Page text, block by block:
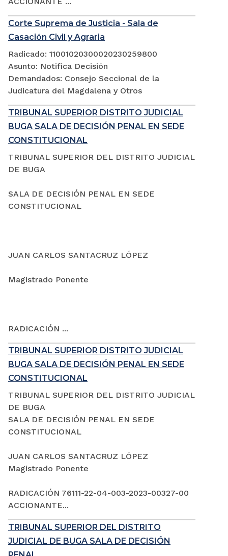
Corte Suprema de Justicia - Sala de
Casación Civil y Agraria
Radicado: 11001020300020230259800
Asunto: Notifica Decisión
Demandados: Consejo Seccional de la
Judicatura del Magdalena y Otros
TRIBUNAL SUPERIOR DISTRITO JUDICIAL
BUGA SALA DE DECISIÓN PENAL EN SEDE
CONSTITUCIONAL
TRIBUNAL SUPERIOR DEL DISTRITO JUDICIAL
DE BUGA
SALA DE DECISIÓN PENAL EN SEDE
CONSTITUCIONAL
JUAN CARLOS SANTACRUZ LÓPEZ
Magistrado Ponente
RADICACIÓN ...
TRIBUNAL SUPERIOR DISTRITO JUDICIAL
BUGA SALA DE DECISIÓN PENAL EN SEDE
CONSTITUCIONAL
TRIBUNAL SUPERIOR DEL DISTRITO JUDICIAL
DE BUGA
SALA DE DECISIÓN PENAL EN SEDE
CONSTITUCIONAL
JUAN CARLOS SANTACRUZ LÓPEZ
Magistrado Ponente
RADICACIÓN 76111-22-04-003-2023-00327-00
ACCIONANTE...
TRIBUNAL SUPERIOR DEL DISTRITO
JUDICIAL DE BUGA SALA DE DECISIÓN